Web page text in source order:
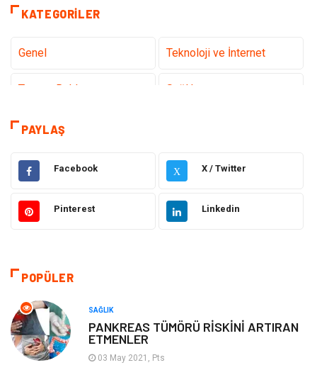
KATEGORILER
Genel Teknoloji ve İnternet
Tanıtıcı Reklam Sağlık
Dekorasyon
Hukuk Elektrik & Elektronik
Giyim Makine
Otomotiv
Keyif ve Hobi
Moda
PAYLAŞ
Facebook X X / Twitter
Pinterest Linkedin
POPÜLER
SAĞLIK
PANKREAS TÜMÖRÜ RİSKİNİ ARTIRAN
ETMENLER
03 May 2021, Pts